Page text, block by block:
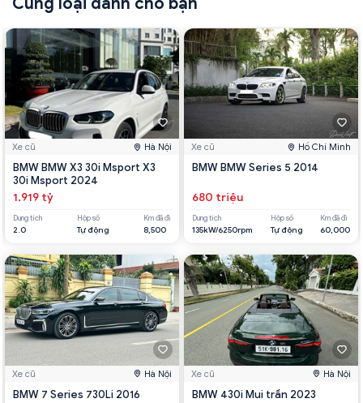
Xe cũ Hà Nội
BMW BMW X3 30i Msport X3
30i Msport 2024
1.919 tỷ
Dung tích
2.0
Hộp số
Tự động
Km đã đi
8,500
Xe cũ Hà Nội
BMW 7 Series 730Li 2016
Xe cũ Hồ Chí Minh
BMW BMW Series 5 2014
680 triệu
Dung tích
135kW/6250rpm
Hộp số
Tự động
Km đã đi
60,000
Xe cũ Hà Nội
BMW 430i Mui trần 2023